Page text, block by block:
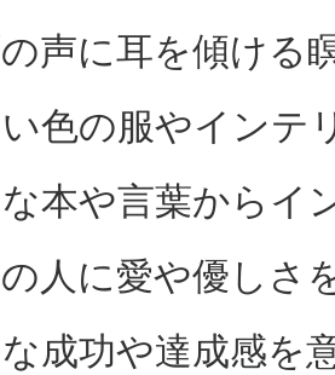
声に耳を傾ける
色の服やインテ
本や言葉からイ
人に愛や優しさ
成功や達成感を